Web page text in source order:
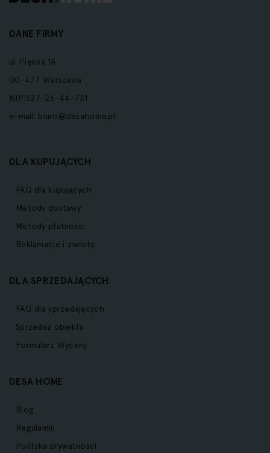
DANE FIRMY
ul. Piękna 1A
00-477 Warszawa
NIP:527-26-44-731
e-mail: biuro@desahome.pl
DLA KUPUJĄCYCH
FAQ dla kupujących
Metody dostawy
Metody płatności
Reklamacje i zwroty
DLA SPRZEDAJĄCYCH
FAQ dla sprzedających
Sprzedaż obiektu
Formularz Wyceny
DESA HOME
Blog
Regulamin
Polityka prywatności